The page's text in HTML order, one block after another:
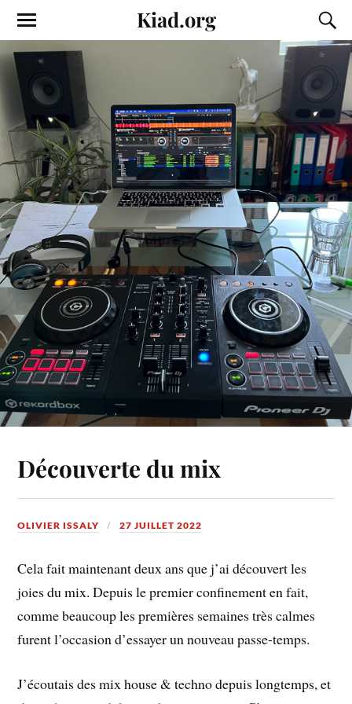
Kiad.org
Découverte du mix
OLIVIER ISSALY 27 JUILLET 2022
Cela fait maintenant deux ans que j’ai découvert les
joies du mix. Depuis le premier confinement en fait,
comme beaucoup les premières semaines très calmes
furent l’occasion d’essayer un nouveau passe-temps.
J’écoutais des mix house & techno depuis longtemps, et